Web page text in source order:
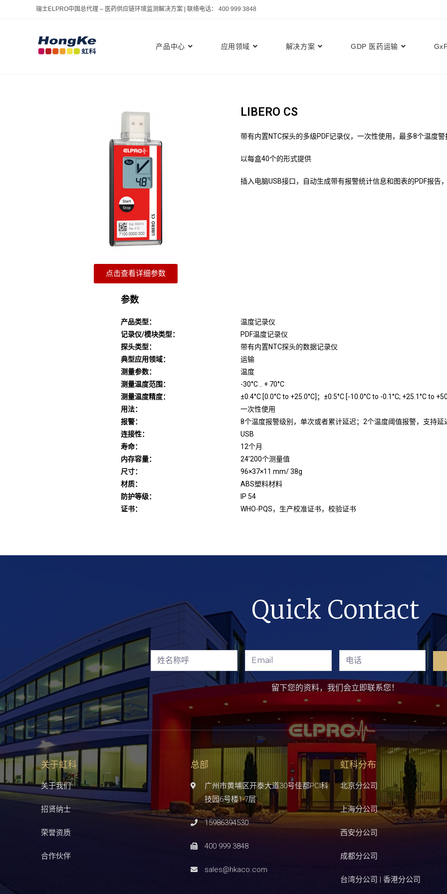
瑞士ELPRO中国总代理 – 医药供应链环境监测解决方案 | 联络电话： 400 999 3848
产品中心 应用领域 解决方案 GDP 医药运输
点击查看详细参数
LIBERO CS
带有内置NTC探头的多级PDF记录仪，一次性使用，最多8个温度
以每盒40个的形式提供
插入电脑USB接口，自动生成带有报警统计信息和图表的PDF报告
参数
产品类型：
记录仪/模块类型：
探头类型：
典型应用领域：
测量参数：
测量温度范围：
测量温度精度：
用法：
报警：
连接性：
寿命：
内存容量：
尺寸：
材质：
防护等级：
证书：
温度记录仪
PDF温度记录仪
带有内置NTC探头的数据记录仪
运输
温度
-30°C .. + 70°C
±0.4°C[0.0°Cto +25.0°C]；±0.5°C[-10.0°Cto -0.1°C; +25.1°Cto
一次性使用
8个温度报警级别， 单次或者累计延迟；2个温度阈值报警，支持延
USB
12个月
24’200个测量值
96×37×11 mm/ 38g
ABS塑料材料
IP 54
WHO-PQS， 生产校准证书，校验证书
Quick Contact
留下您的资料，我们会立即联系您！
关于虹科
关于我们
招贤纳士
荣誉资质
合作伙伴
总部
广州市黄埔区开泰大道30号佳都PCI科
技园6号楼1-7层
15986394530
400 999 3848
sales@hkaco.com
虹科分布
北京分公司
上海分公司
西安分公司
成都分公司
台湾分公司 | 香港分公司